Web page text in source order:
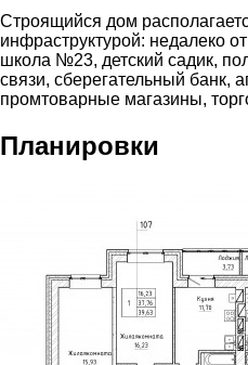
Строящийся дом
инфраструктурой: недалеко
школа №23, детский садик,
связи, сберегательный банк,
промтоварные магазины,
Планировки